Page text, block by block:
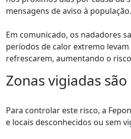
mensagens de aviso à população.
Em comunicado, os nadadores
períodos de calor extremo
refrescarem, aumentando o
Zonas vigiadas
Para controlar este risco, a
e locais desconhecidos ou sem